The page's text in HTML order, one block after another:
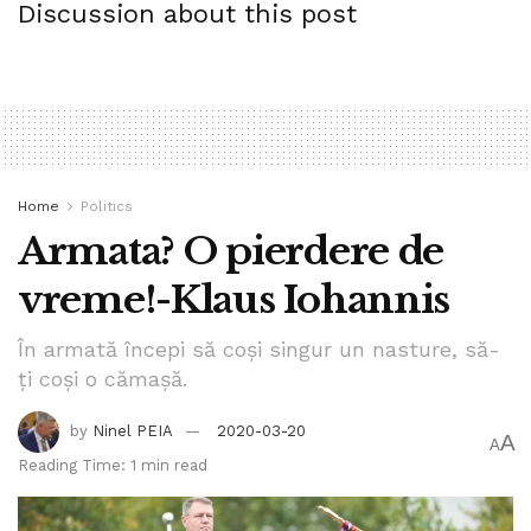
mass media pandemie politie globala
Discussion about this post
Home Politics
Armata? O pierdere de
vreme!-Klaus Iohannis
În armată începi să coși singur un nasture, să-
ți coși o cămașă.
by Ninel PEIA
2020-03-20
Reading Time: 1 min read
AA